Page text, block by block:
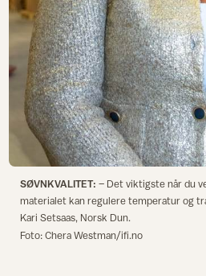
SØVNKVALITET: – Det viktigste når du
materialet kan regulere temperatur og
Kari Setsaas, Norsk Dun.
Foto: Chera Westman/ifi.no